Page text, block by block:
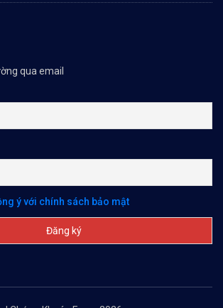
qua email
ý với chính sách bảo mật